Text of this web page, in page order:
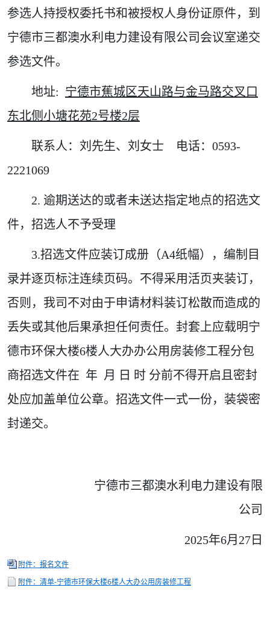
参选人持授权委托书和被授权人身份证原件，到
宁德市三都澳水利电力建设有限公司会议室递交
参选文件。
地址: 宁德市蕉城区天山路与金马路交叉口
东北侧小塘花苑2号楼2层
联系人：刘先生、刘女士 电话：0593-
2221069
2. 逾期送达的或者未送达指定地点的招选文
件，招选人不予受理
3.招选文件应装订成册（A4纸幅），编制目
录并逐页标注连续页码。不得采用活页夹装订，
否则，我司不对由于申请材料装订松散而造成的
丢失或其他后果承担任何责任。封套上应载明宁
德市环保大楼6楼人大办办公用房装修工程分包
商招选文件在 年 月 日 时 分前不得开启且密封
处应加盖单位公章。招选文件一式一份，装袋密
封递交。
宁德市三都澳水利电力建设有限
公司
2025年6月27日
附件：报名文件
附件：清单-宁德市环保大楼6楼人大办公用房装修工程